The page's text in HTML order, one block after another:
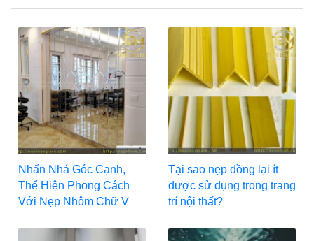
Nhấn Nhá Góc Cạnh,
Thể Hiện Phong Cách
Với Nẹp Nhôm Chữ V
Tại sao nẹp đồng lại ít
được sử dụng trong trang
trí nội thất?